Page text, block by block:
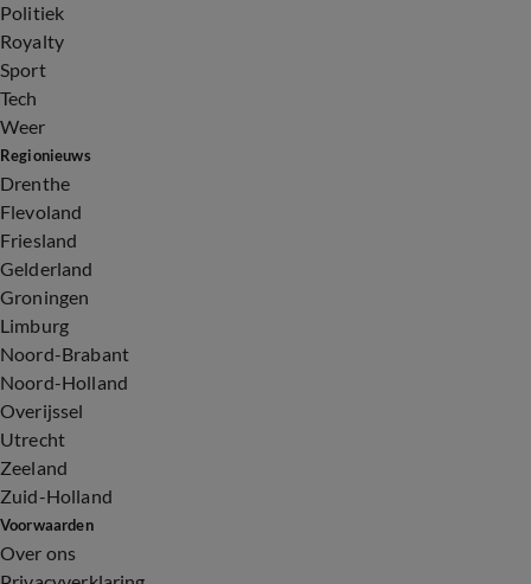
Politiek
Royalty
Sport
Tech
Weer
Regionieuws
Drenthe
Flevoland
Friesland
Gelderland
Groningen
Limburg
Noord-Brabant
Noord-Holland
Overijssel
Utrecht
Zeeland
Zuid-Holland
Voorwaarden
Over ons